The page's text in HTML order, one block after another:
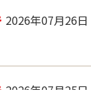
2026年07月28日
2026年07月26日